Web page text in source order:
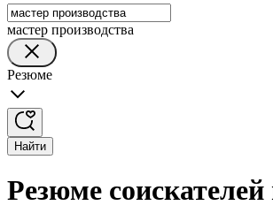
мастер производства
Резюме
Найти
Резюме соискателей